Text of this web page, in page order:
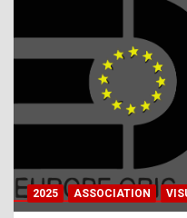
2025 ASSOCIATION